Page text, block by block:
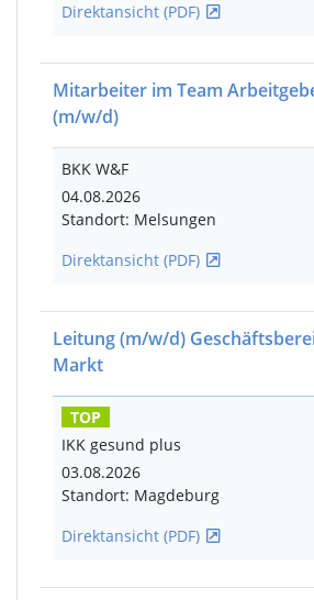
Direktansicht (PDF)
Mitarbeiter im Team
(m/w/d)
BKK W&F
04.08.2026
Standort: Melsungen
Direktansicht (PDF)
Leitung(m/w/d)
Markt
TOP
IKK gesund plus
03.08.2026
Standort: Magdeburg
Direktansicht (PDF)